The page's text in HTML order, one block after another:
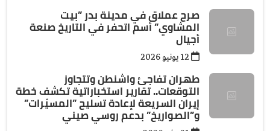
صرح عملاق في مدينة بدر ”بيت
المشاوي” أسم اتحفر في التاريخ صنعة
أجيال
طهران تفاجئ واشنطن وتتجاوز
التوقعات.. تقارير استخباراتية تكشف خطة
إيران السريعة لإعادة تسليح ”المسيّرات”
و”الصواريخ” بدعم روسي صيني